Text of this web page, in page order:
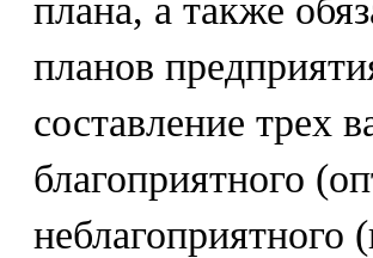
плана, а также
планов
составление трех
благоприятного
неблагоприятного